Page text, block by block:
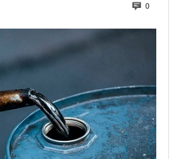
0